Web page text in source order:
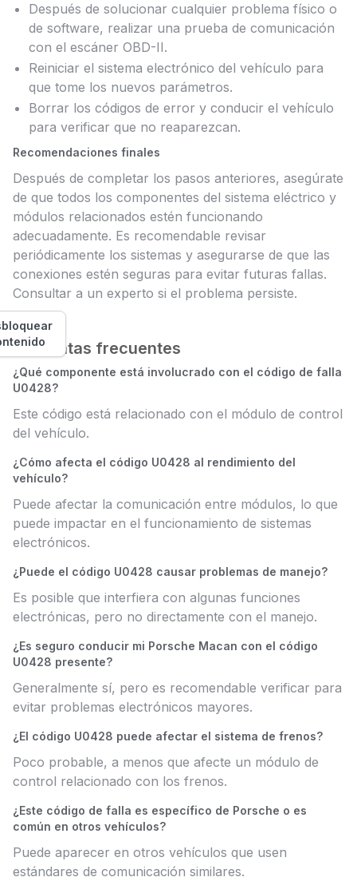
Después de solucionar cualquier problema físico o
de software, realizar una prueba de comunicación
con el escáner OBD-II.
Reiniciar el sistema electrónico del vehículo para
que tome los nuevos parámetros.
Borrar los códigos de error y conducir el vehículo
para verificar que no reaparezcan.
Recomendaciones finales
Después de completar los pasos anteriores, asegúrate
de que todos los componentes del sistema eléctrico y
módulos relacionados estén funcionando
adecuadamente. Es recomendable revisar
periódicamente los sistemas y asegurarse de que las
conexiones estén seguras para evitar futuras fallas.
Consultar a un experto si el problema persiste.
Preguntas frecuentes
¿Qué componente está involucrado con el código de falla
U0428?
Este código está relacionado con el módulo de control
del vehículo.
¿Cómo afecta el código U0428 al rendimiento del
vehículo?
Puede afectar la comunicación entre módulos, lo que
puede impactar en el funcionamiento de sistemas
electrónicos.
¿Puede el código U0428 causar problemas de manejo?
Es posible que interfiera con algunas funciones
electrónicas, pero no directamente con el manejo.
¿Es seguro conducir mi Porsche Macan con el código
U0428 presente?
Generalmente sí, pero es recomendable verificar para
evitar problemas electrónicos mayores.
¿El código U0428 puede afectar el sistema de frenos?
Poco probable, a menos que afecte un módulo de
control relacionado con los frenos.
¿Este código de falla es específico de Porsche o es
común en otros vehículos?
Puede aparecer en otros vehículos que usen
estándares de comunicación similares.